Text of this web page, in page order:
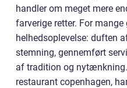
handler om meget mere
farverige retter. For
helhedsoplevelse: duften
stemning, gennemført
af tradition og
restaurant copenhagen,